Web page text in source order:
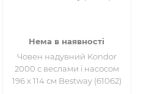
Нема в наявності
Човен надувний Kondor
2000 с веслами і насосом
196 х 114 см Bestway (61062)